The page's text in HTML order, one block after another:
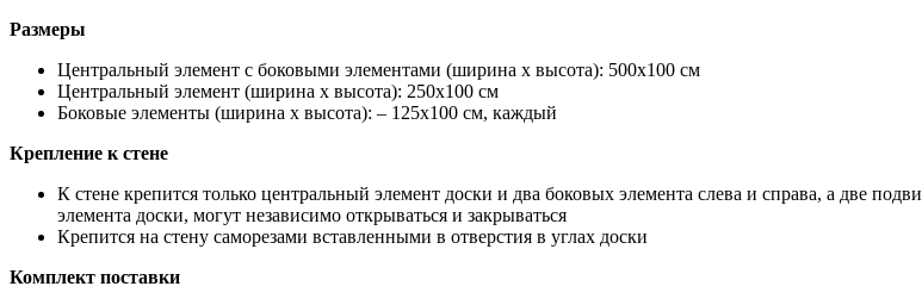
Размеры
Центральный элемент с боковыми элементами (ширина х высота): 500х100 см
Центральный элемент (ширина х высота): 250х100 см
Боковые элементы (ширина х высота): – 125х100 см, каждый
Крепление к стене
К стене крепится только центральный элемент доски и два боковых элемента слева и справа, а две
элемента доски, могут независимо открываться и закрываться
Крепится на стену саморезами вставленными в отверстия в углах доски
Комплект поставки